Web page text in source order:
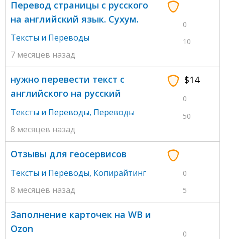
0
10
Перевод страницы с русского
на английский язык. Сухум.
Тексты и Переводы
7 месяцев назад
$14
0
50
нужно перевести текст с
английского на русский
Тексты и Переводы, Переводы
8 месяцев назад
0
5
Отзывы для геосервисов
Тексты и Переводы, Копирайтинг
8 месяцев назад
0
Заполнение карточек на WB и
Ozon